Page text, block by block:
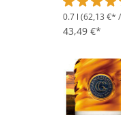
0.7 l (62,13 €*
43,49 €*